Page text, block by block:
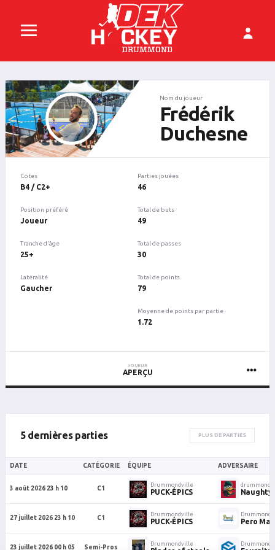
Nom du joueur
Frédérik
Duchesne
Cotes
B4 / C2+
Position préféré
Joueur
Tranche d'âge
25+
Latéralité
Gaucher
Parties jouées
46
Total de buts
49
Total de passes
30
Total de points
79
Moyenne de points par partie
1.72
JOUEUR
APERÇU
5 dernières parties PLUS DE PARTIES
DATE CATÉGORIE ÉQUIPE ADVERSAIRE
3 août 2026 23 h 10 C1
Drummondville
PUCK-ÉPICS Naughty
27 juillet 2026 23 h 10 C1
Drummondville
PUCK-ÉPICS Pero
23 juillet 2026 00 h 05 Semi-Pros
Drummondville